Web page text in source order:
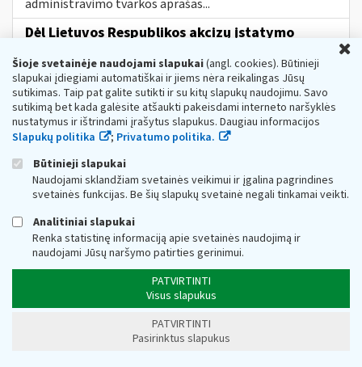
administravimo tvarkos aprašas...
Dėl Lietuvos Respublikos akcizų įstatymo
Web turinio sąrašas 2023-02-10
Informuojame, kad, vadovaujantis Lietuvos Respublikos
akcizų įstatymo (toliau − AĮ) pakeitimu Nr. XIV-777[1],
nuo 2023 m. vasario 13 d. įsigalioja šie AĮ pakeitimai:
nustatoma, kad akcizais...
Akcizų mokesčių pakeitimai nuo 2023 m.
DUK Dėl priemonės „subsidijos įmonėms,
Web turinio sąrašas
2022-11-16
1. Koks teisės aktas reglamentuoja subsidijų skyrimą
įmonėms? Subsidijų įmonėms, veikiančioms itin
paveiktuose sektoriuose, lėšų skyrimo
administravimo tvarkos...
gyventojams taikomos
nekilnojamojo turto mokesčio lengvatos?
Šioje svetainėje naudojami slapukai(angl. cookies). Būtinieji
slapukai įdiegiami automatiškai ir jiems nėra reikalingas Jūsų
sutikimas. Taip pat galite sutikti ir su kitų slapukų naudojimu. Savo
sutikimą bet kada galėsite atšaukti pakeisdami interneto naršyklės
nustatymus ir ištrindami įrašytus slapukus. Daugiau informacijos
Slapukų politika
; Privatumo politika.
Būtinieji slapukai
Naudojami sklandžiam svetainės veikimui ir įgalina pagrindines
svetainės funkcijas. Be šių slapukų svetainė negali tinkamai veikti.
Analitiniai slapukai
Renka statistinę informaciją apie svetainės naudojimą ir
naudojami Jūsų naršymo patirties gerinimui.
PATVIRTINTI
Visus slapukus
PATVIRTINTI
Pasirinktus slapukus